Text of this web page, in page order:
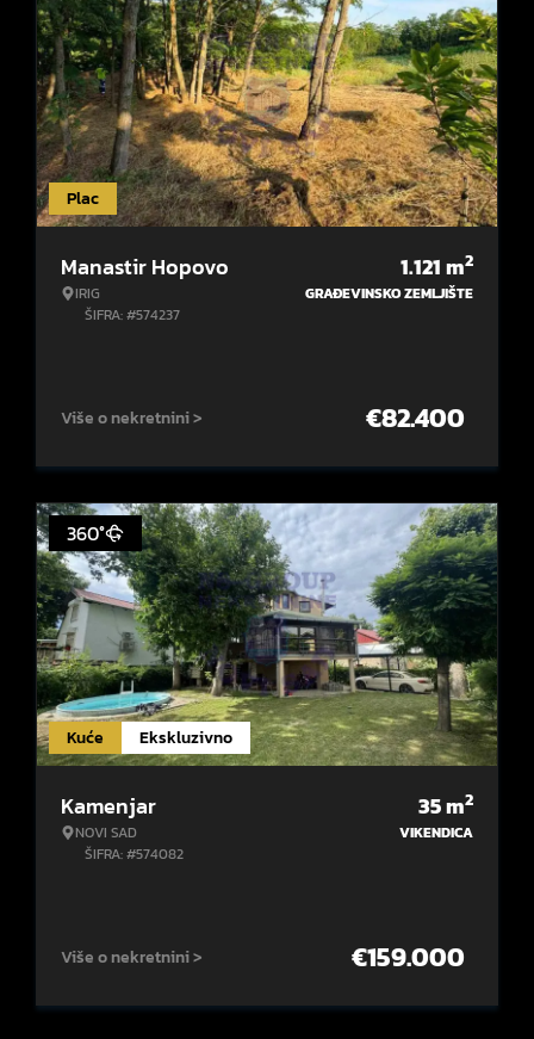
Plac
Manastir Hopovo
IRIG
ŠIFRA: #574237
1.121m2
GRAĐEVINSKO ZEMLJIŠTE
Više o nekretnini > €82.400
Kuće Ekskluzivno
360°
Kamenjar
NOVI SAD
ŠIFRA: #574082
35m2
VIKENDICA
Više o nekretnini > €159.000